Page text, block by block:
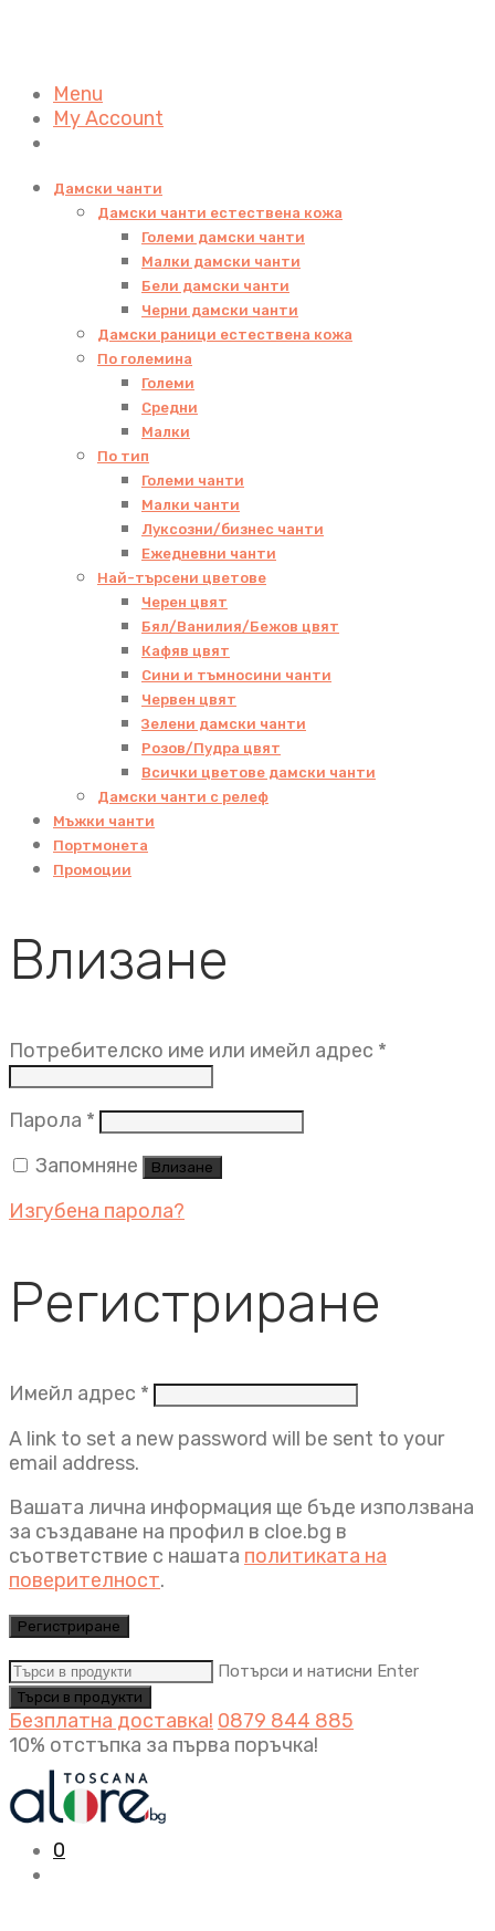
Menu
My Account
Дамски чанти
Дамски чанти естествена кожа
Големи дамски чанти
Малки дамски чанти
Бели дамски чанти
Черни дамски чанти
Дамски раници естествена кожа
По големина
Големи
Средни
Малки
По тип
Големи чанти
Малки чанти
Луксозни/бизнес чанти
Ежедневни чанти
Най-търсени цветове
Черен цвят
Бял/Ванилия/Бежов цвят
Кафяв цвят
Сини и тъмносини чанти
Червен цвят
Зелени дамски чанти
Розов/Пудра цвят
Всички цветове дамски чанти
Дамски чанти с релеф
Мъжки чанти
Портмонета
Промоции
Влизане
Потребителско име или имейл адрес *
Парола * Задължително
Запомняне
Влизане
Изгубена парола?
Регистриране
Имейл адрес * Задължително
A link to set a new password will be sent to your
email address.
Вашата лична информация ще бъде използвана
за създаване на профил в cloe.bg в
съответствие с нашата политиката на
поверителност.
Регистриране
Потърси и натисни Enter
Безплатна доставка! 0879 844 885
10% отстъпка за първа поръчка!
0